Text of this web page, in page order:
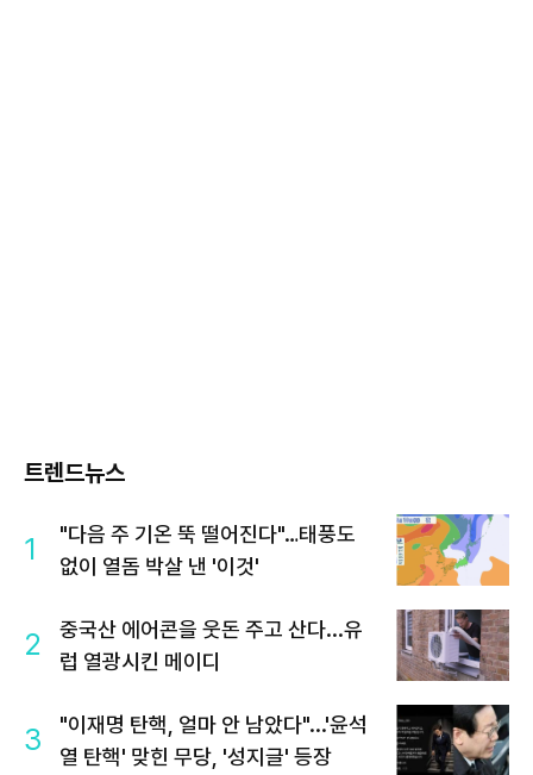
트렌드뉴스
1
"다음 주 기온 뚝 떨어진다"…태풍도
없이 열돔 박살 낸 '이것'
2
중국산 에어콘을 웃돈 주고 산다...유
럽 열광시킨 메이디
3
"이재명 탄핵, 얼마 안 남았다"...'윤석
열 탄핵' 맞힌 무당, '성지글' 등장